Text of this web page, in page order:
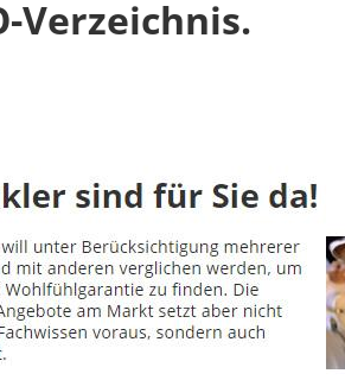
Verzeichnis.